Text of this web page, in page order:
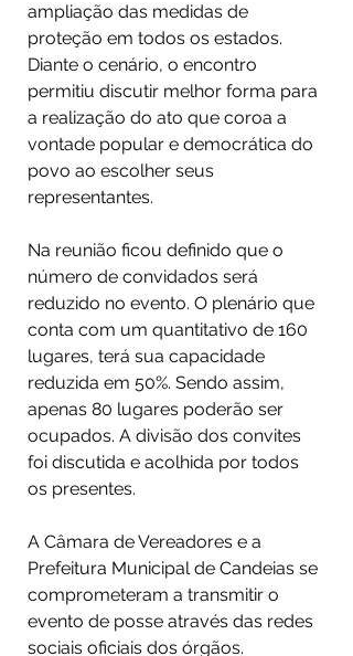
ampliação das medidas de
proteção em todos os estados.
Diante o cenário, o encontro
permitiu discutir melhor forma para
a realização do ato que coroa a
vontade popular e democrática do
povo ao escolher seus
representantes.⠀
Na reunião ficou definido que o
número de convidados será
reduzido no evento. O plenário que
conta com um quantitativo de 160
lugares, terá sua capacidade
reduzida em 50%. Sendo assim,
apenas 80 lugares poderão ser
ocupados. A divisão dos convites
foi discutida e acolhida por todos
os presentes.⠀
A Câmara de Vereadores e a
Prefeitura Municipal de Candeias se
comprometeram a transmitir o
evento de posse através das redes
sociais oficiais dos órgãos.⠀